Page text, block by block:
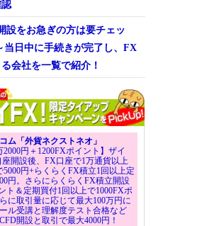
設をお急ぎの方は要チェッ
当日中に手続きが完了し、FX
会社を一覧で紹介！
ム「外貨ネクストネオ」
2000円＋1200FXポイント】ザイ
開設後、FX口座で1万通貨以上
5000円+らくらくFX積立1回以上定
円。さらにらくらくFX積立開設
ト＆定期買付1回以上で1000FXポ
に取引量に応じて最大100万円に
ル受講と理解度テスト合格など
開設と取引で最大4000円！